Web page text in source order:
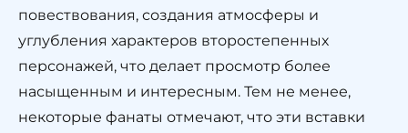
повествования, создания атмосферы и
углубления характеров второстепенных
персонажей, что делает просмотр более
насыщенным и интересным. Тем не менее,
некоторые фанаты отмечают, что эти вставки